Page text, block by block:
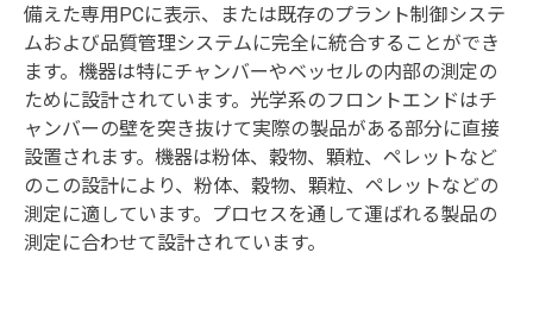
備えた専用PCに表示、または既存のプラント制御システ
ムおよび品質管理システムに完全に統合することができ
ます。機器は特にチャンバーやベッセルの内部の測定の
ために設計されています。光学系のフロントエンドはチ
ャンバーの壁を突き抜けて実際の製品がある部分に直接
設置されます。機器は粉体、穀物、顆粒、ペレットなど
のこの設計により、粉体、穀物、顆粒、ペレットなどの
測定に適しています。プロセスを通して運ばれる製品の
測定に合わせて設計されています。